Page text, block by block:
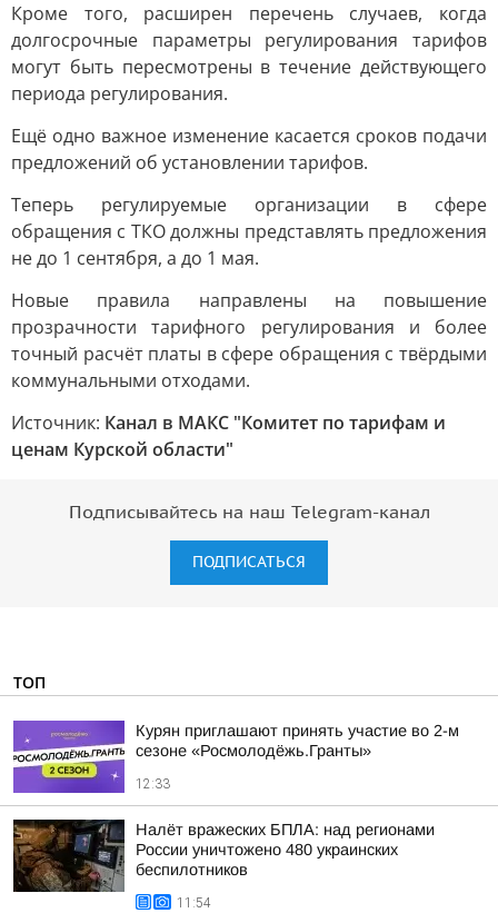
Кроме того, расширен перечень случаев, когда
долгосрочные параметры регулирования тарифов
могут быть пересмотрены в течение действующего
периода регулирования.
Ещё одно важное изменение касается сроков подачи
предложений об установлении тарифов.
Теперь регулируемые организации в сфере
обращения с ТКО должны представлять предложения
не до 1 сентября, а до 1 мая.
Новые правила направлены на повышение
прозрачности тарифного регулирования и более
точный расчёт платы в сфере обращения с твёрдыми
коммунальными отходами.
Источник: Канал в МАКС "Комитет по тарифам и
ценам Курской области"
Подписывайтесь на наш Telegram-канал
ПОДПИСАТЬСЯ
ТОП
Курян приглашают принять участие во 2-м
сезоне «Росмолодёжь.Гранты»
12:33
Налёт вражеских БПЛА: над регионами
России уничтожено 480 украинских
беспилотников
11:54